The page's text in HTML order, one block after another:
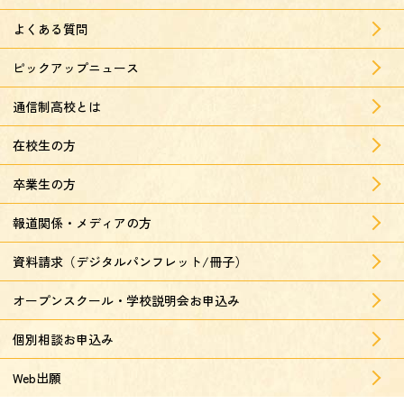
よくある質問
ピックアップニュース
通信制高校とは
在校生の方
卒業生の方
報道関係・メディアの方
資料請求（デジタルパンフレット/冊子）
オープンスクール・学校説明会お申込み
個別相談お申込み
Web出願